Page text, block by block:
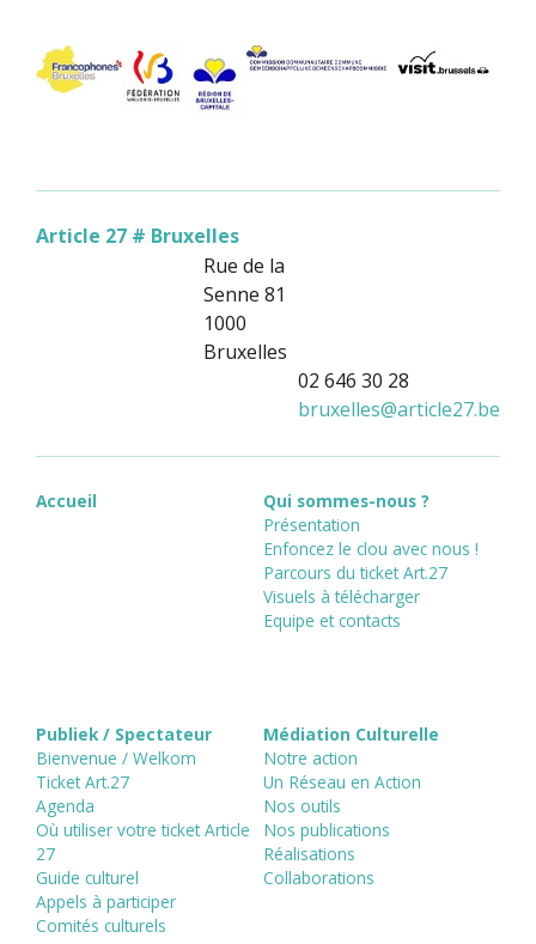
Article 27 # Bruxelles
Rue de la
Senne 81
1000
Bruxelles
02 646 30 28
bruxelles@article27.be
Accueil
Qui sommes-nous ?
Présentation
Enfoncez le clou avec nous !
Parcours du ticket Art.27
Visuels à télécharger
Equipe et contacts
Publiek / Spectateur
Bienvenue / Welkom
Ticket Art.27
Agenda
Où utiliser votre ticket Article
27
Guide culturel
Appels à participer
Comités culturels
Médiation Culturelle
Notre action
Un Réseau en Action
Nos outils
Nos publications
Réalisations
Collaborations